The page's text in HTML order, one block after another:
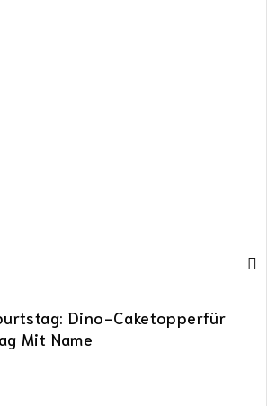
Dino-Caketopperfür
Mit Name